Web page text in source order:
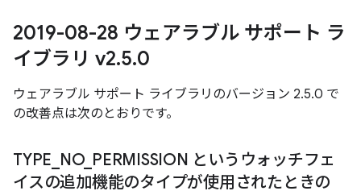
2019-08-28 ウェアラブル サポート ラ
イブラリ v2.5.0
ウェアラブル サポート ライブラリのバージョン 2.5.0 で
の改善点は次のとおりです。
TYPE NO_ PERMISSION というウォッチフェ
イスの追加機能のタイプが使用されたときの